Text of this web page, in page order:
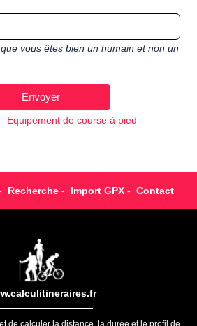
vous êtes bien un humain et non un
Recherche- Import GPX- Contact
de calculer la distance, la durée et le profil de